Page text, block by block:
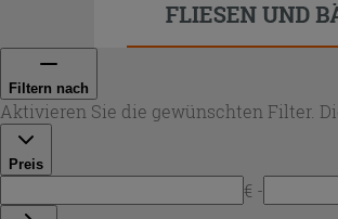
Filtern nach
Aktivieren Sie die gewünschten Filter.
Preis
€ -